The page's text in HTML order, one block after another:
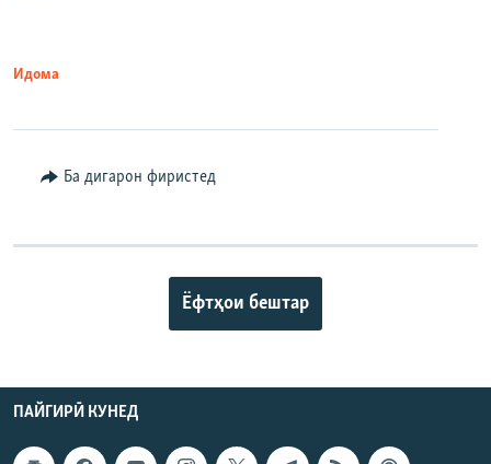
Идома
Ба дигарон фиристед
Ёфтҳои бештар
ПАЙГИРӢ КУНЕД